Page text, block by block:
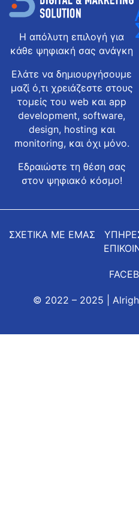
Η απόλυτη επιλογή για
κάθε ψηφιακή σας ανάγκη
Ελάτε να δημιουργήσουμε
μαζί ό,τι χρειάζεστε στους
τομείς του web και app
development, software,
design, hosting και
monitoring, και όχι μόνο.
Εδραιώστε τη θέση σας
στον ψηφιακό κόσμο!
© 2022 – 2025 |
ΣΧΕΤΙΚΑ ΜΕ ΕΜΑΣ